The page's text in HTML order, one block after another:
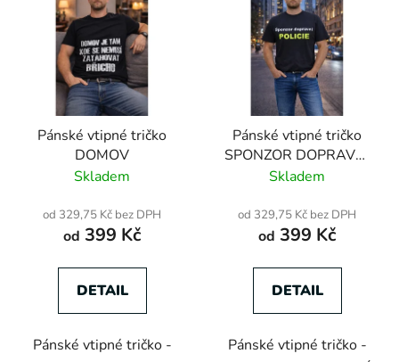
Pánské vtipné tričko
DOMOV
Skladem
od 329,75 Kč bez DPH
od 399 Kč
DETAIL
Pánské vtipné tričko -
Pánské vtipné tričko
SPONZOR DOPRAVNÍ
POLICIE
Skladem
od 329,75 Kč bez DPH
od 399 Kč
DETAIL
Pánské vtipné tričko -